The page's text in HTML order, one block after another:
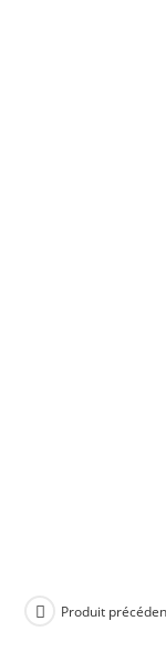
Produit